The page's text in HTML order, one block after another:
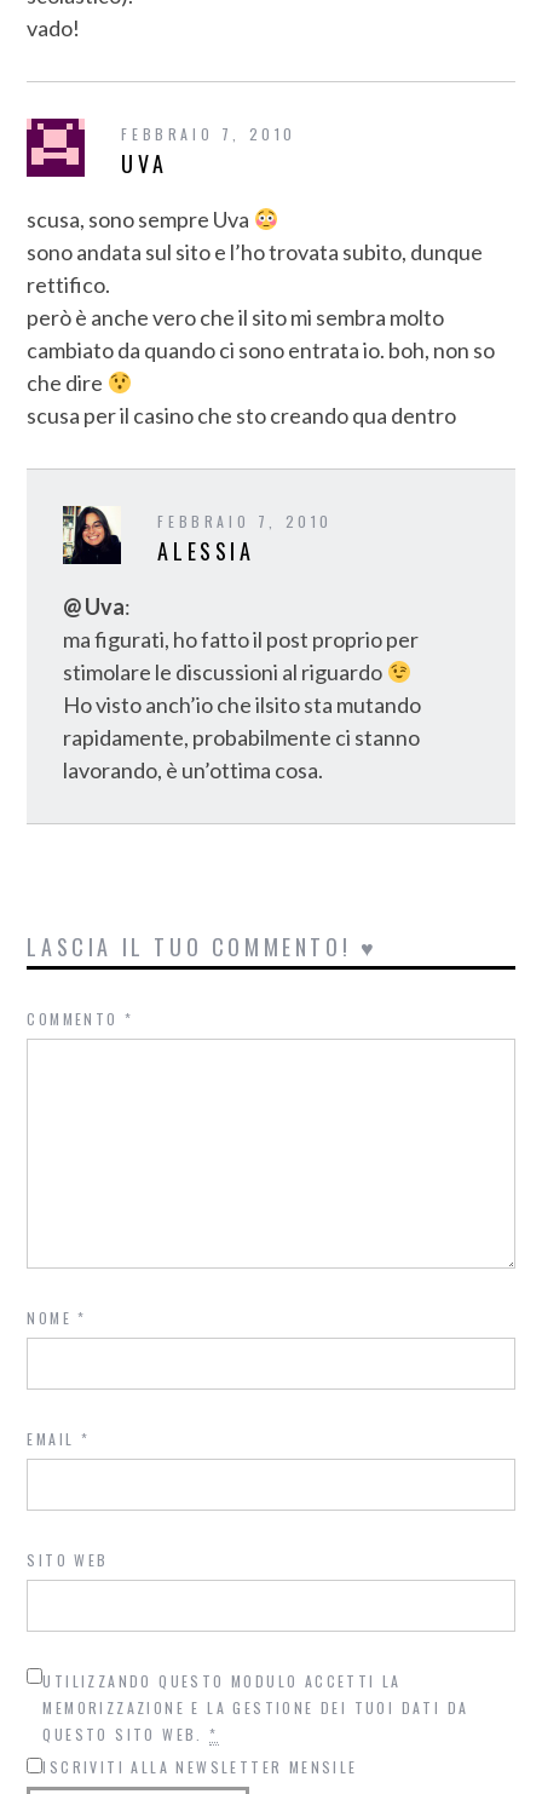
vado!
FEBBRAIO 7, 2010
UVA
scusa, sono sempre Uva
sono andata sul sito e l’ho trovata subito, dunque
rettifico.
però è anche vero che il sito mi sembra molto
cambiato da quando ci sono entrata io. boh, non so
che dire
scusa per il casino che sto creando qua dentro
FEBBRAIO 7, 2010
ALESSIA
@ Uva:
ma figurati, ho fatto il post proprio per
stimolare le discussioni al riguardo
Ho visto anch’io che ilsito sta mutando
rapidamente, probabilmente ci stanno
lavorando, è un’ottima cosa.
LASCIA IL TUO COMMENTO! ♥
COMMENTO*
NOME*
EMAIL *
SITO WEB
UTILIZZANDO QUESTO MODULO ACCETTI LA
MEMORIZZAZIONE E LA GESTIONE DEI TUOI DATI DA
QUESTO SITO WEB.*
ISCRIVITI ALLA NEWSLETTER MENSILE